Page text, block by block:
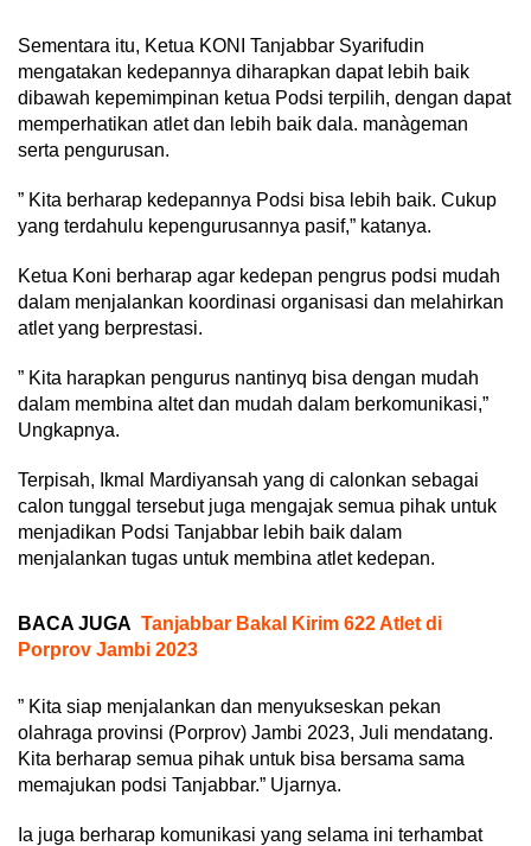
Sementara itu, Ketua KONI Tanjabbar Syarifudin
mengatakan kedepannya diharapkan dapat lebih baik
dibawah kepemimpinan ketua Podsi terpilih, dengan dapat
memperhatikan atlet dan lebih baik dala. manàgeman
serta pengurusan.
” Kita berharap kedepannya Podsi bisa lebih baik. Cukup
yang terdahulu kepengurusannya pasif,” katanya.
Ketua Koni berharap agar kedepan pengrus podsi mudah
dalam menjalankan koordinasi organisasi dan melahirkan
atlet yang berprestasi.
” Kita harapkan pengurus nantinyq bisa dengan mudah
dalam membina altet dan mudah dalam berkomunikasi,”
Ungkapnya.
Terpisah, Ikmal Mardiyansah yang di calonkan sebagai
calon tunggal tersebut juga mengajak semua pihak untuk
menjadikan Podsi Tanjabbar lebih baik dalam
menjalankan tugas untuk membina atlet kedepan.
BACA JUGA Tanjabbar Bakal Kirim 622 Atlet di
Porprov Jambi 2023
” Kita siap menjalankan dan menyukseskan pekan
olahraga provinsi (Porprov) Jambi 2023, Juli mendatang.
Kita berharap semua pihak untuk bisa bersama sama
memajukan podsi Tanjabbar.” Ujarnya.
Ia juga berharap komunikasi yang selama ini terhambat